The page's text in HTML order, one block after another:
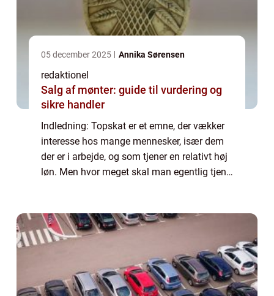
05 december 2025 Annika Sørensen
redaktionel
Salg af mønter: guide til vurdering og
sikre handler
Indledning: Topskat er et emne, der vækker
interesse hos mange mennesker, især dem
der er i arbejde, og som tjener en relativt høj
løn. Men hvor meget skal man egentlig tjene